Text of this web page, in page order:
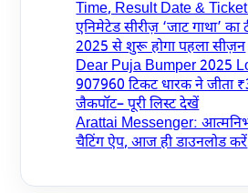
Time, Result Date &
एनिमेटेड सीरीज़ ‘जाट गाथा’
2025 से शुरू होगा पहला सीज़न
Dear Puja Bumper 2025
907960 टिकट धारक ने जीता
जैकपॉट– पूरी लिस्ट देखें
Arattai Messenger:
चैटिंग ऐप, आज ही डाउनलोड करें